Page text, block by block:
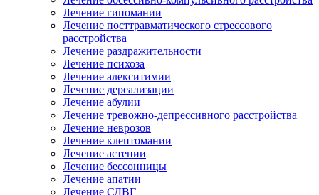
Лечение гипомании
Лечение посттравматического стрессового
расстройства
Лечение раздражительности
Лечение психоза
Лечение алекситимии
Лечение дереализации
Лечение абулии
Лечение тревожно-депрессивного расстройства
Лечение неврозов
Лечение клептомании
Лечение астении
Лечение бессонницы
Лечение апатии
Лечение СДВГ